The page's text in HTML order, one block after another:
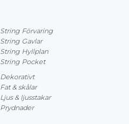
String Förvaring
String Gavlar
String Hyllplan
String Pocket
Dekorativt
Fat & skålar
Ljus & ljusstakar
Prydnader